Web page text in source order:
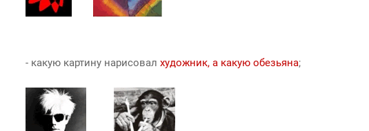
- какую картину нарисовал художник, а какую обезьяна;